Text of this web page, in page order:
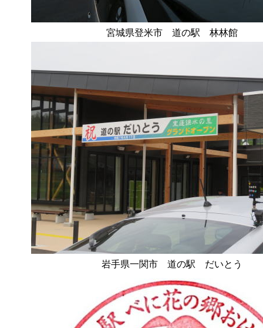
宮城県登米市 道の駅 林林館
岩手県一関市 道の駅 だいとう